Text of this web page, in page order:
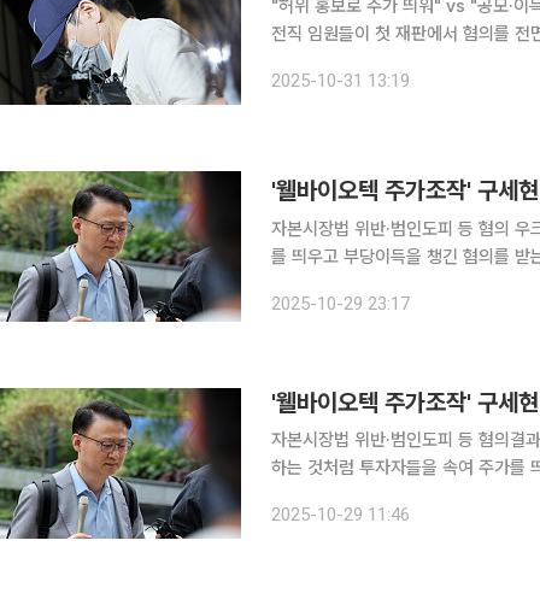
"허위 홍보로 주가 띄워" vs "공모·이득 실현 없어" '삼부토건 주가조작'
전직 임원들이 첫 재판에서 혐의를 전면 부인했다. 서울중앙지법 형사합
장, 이응근 전 대표, 이기훈 전 부회장
2025-10-31 13:19
'웰바이오텍 주가조작' 구세
자본시장법 위반·범인도피 등 혐의 우크라이나 재건 사업에 참여하는 것처럼 투자자들을 속여 주가
를 띄우고 부당이득을 챙긴 혐의를 받는 구세
2025-10-29 23:17
'웰바이오텍 주가조작' 구세
자본시장법 위반·범인도피 등 혐의결과 이르면 29일
하는 것처럼 투자자들을 속여 주가를
전 10시부터 구 전 대표에 대한 구속
2025-10-29 11:46